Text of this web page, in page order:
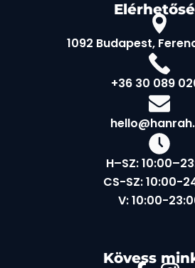
1092 Budapest,
+36 30 089
H–SZ:
CS-SZ: 10:00-
V: 10:00-
Kövess